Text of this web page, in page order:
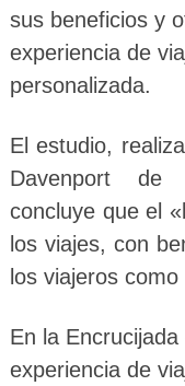
sus beneficios y
experiencia de
personalizada.
El estudio,
Davenport de
concluye que el
los viajes, con
los viajeros
En la
experiencia de